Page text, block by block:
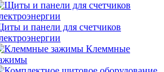
и панели для счетчиков
Клеммные